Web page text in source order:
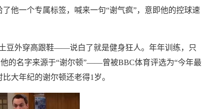
他一个专属标签，喊来一句“谢气疯”，意即他的控球速
豆外穿高跟鞋——说白了就是健身狂人。年年训练，只
的名字来源于“谢尔顿”——曾被BBC体育评选为“今年最
大年纪的谢尔顿还老得1岁。